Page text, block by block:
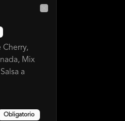
Cherry,
Mix
a
Obligatorio